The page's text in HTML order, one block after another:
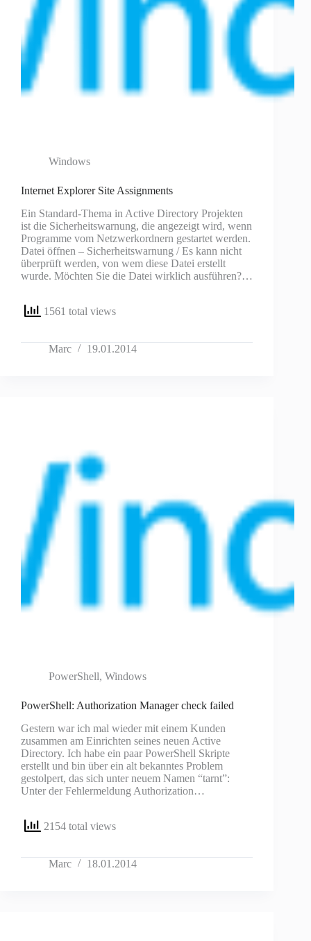
Windows
Internet Explorer Site Assignments
Ein Standard-Thema in Active Directory Projekten
ist die Sicherheitswarnung, die angezeigt wird, wenn
Programme vom Netzwerkordnern gestartet werden.
Datei öffnen – Sicherheitswarnung / Es kann nicht
überprüft werden, von wem diese Datei erstellt
wurde. Möchten Sie die Datei wirklich ausführen?…
1561 total views
Marc 19.01.2014
PowerShell, Windows
PowerShell: Authorization Manager check failed
Gestern war ich mal wieder mit einem Kunden
zusammen am Einrichten seines neuen Active
Directory. Ich habe ein paar PowerShell Skripte
erstellt und bin über ein alt bekanntes Problem
gestolpert, das sich unter neuem Namen “tarnt”:
Unter der Fehlermeldung Authorization…
2154 total views
Marc 18.01.2014